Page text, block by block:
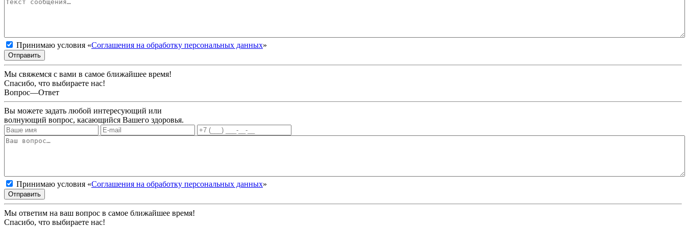
Принимаю условия «Соглашения на обработку персональных данных»
Отправить
Мы свяжемся с вами в самое ближайшее время!
Спасибо, что выбираете нас!
Вопрос—Ответ
Вы можете задать любой интересующий или
волнующий вопрос, касающийся Вашего здоровья.
Принимаю условия «Соглашения на обработку персональных данных»
Отправить
Мы ответим на ваш вопрос в самое ближайшее время!
Спасибо, что выбираете нас!